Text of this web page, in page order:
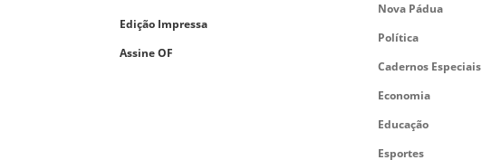
Edição Impressa
Assine OF
Nova Pádua
Política
Cadernos Especiais
Economia
Educação
Esportes